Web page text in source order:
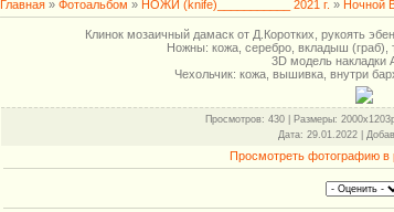
Главная » Фотоальбом » НОЖИ (knife)___________ 2021 г. » Ночной
Клинок мозаичный дамаск от Д.Коротких, рукоять
Ножны: кожа, серебро, вкладыш (граб),
3D модель накладки
Чехольчик: кожа, вышивка, внутри
Просмотров: 430 | Размеры:
Дата: 29.01.2022 |
Просмотреть фотографию в